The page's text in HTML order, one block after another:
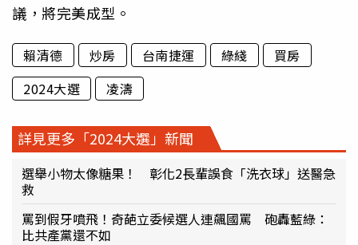
議，將完美成型。
賴清德 炒房 台南捷運 綠綫
買房
2024大選
凌濤
詳見更多「2024大選」新聞
選舉小物太像糖果！ 彰化2長輩誤食「洗衣球」送醫急
救
罵到假牙噴飛！奇葩立委候選人連飆國罵 砲轟藍綠：
比共產黨還不如